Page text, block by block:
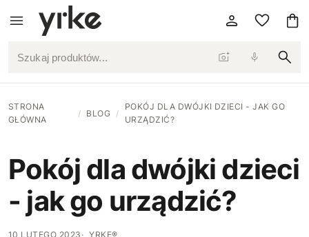
Szukaj produktów...
STRONA
GŁÓWNA
/ BLOG /
POKÓJ DLA DWÓJKI DZIECI - JAK GO
URZĄDZIĆ?
Pokój dla dwójki dzieci
- jak go urządzić?
10 LUTEGO 2023 YRKE®